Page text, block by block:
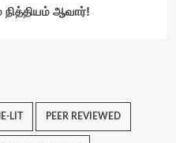
நித்தியம் ஆவார்!
LIT PEER REVIEWED